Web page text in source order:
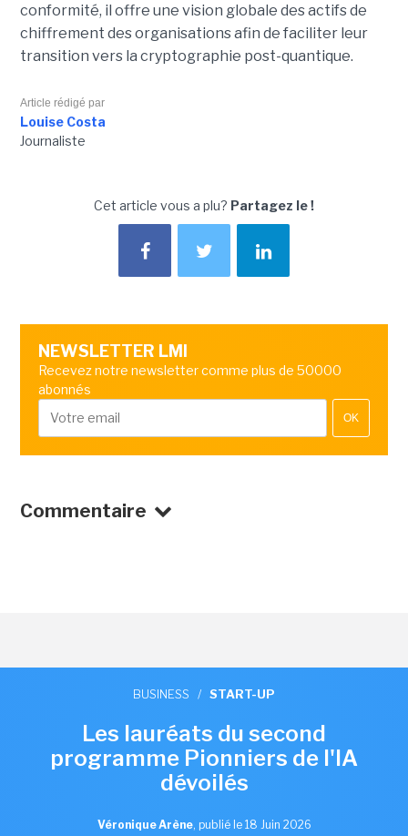
conformité, il offre une vision globale des actifs de
chiffrement des organisations afin de faciliter leur
transition vers la cryptographie post-quantique.
Article rédigé par
Louise Costa
Journaliste
Cet article vous a plu? Partagez le !
NEWSLETTER LMI
Recevez notre newsletter comme plus de 50000
abonnés
OK
Commentaire
BUSINESS / START-UP
Les lauréats du second
programme Pionniers de l'IA
dévoilés
Véronique Arène, publié le 18 Juin 2026